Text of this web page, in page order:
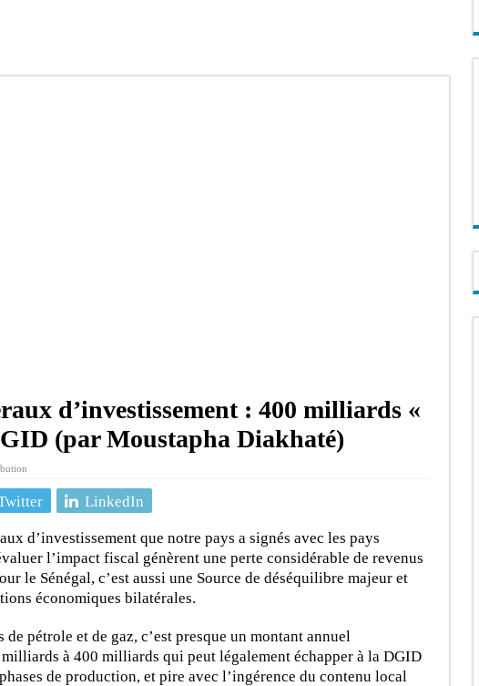
d’investissement : 400 milliards «
(par Moustapha Diakhaté)
LinkedIn
d’investissement que notre pays a signés avec les pays
l’impact fiscal génèrent une perte considérable de revenus
le Sénégal, c’est aussi une Source de déséquilibre majeur et
économiques bilatérales.
de pétrole et de gaz, c’est presque un montant annuel
à 400 milliards qui peut légalement échapper à la DGID
de production, et pire avec l’ingérence du contenu local